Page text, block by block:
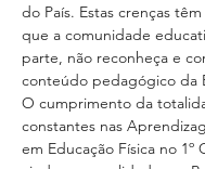
do País. Estas crenças
que a comunidade
parte, não reconheça e
conteúdo pedagógico da
O cumprimento da
constantes nas
em Educação Física no 1º